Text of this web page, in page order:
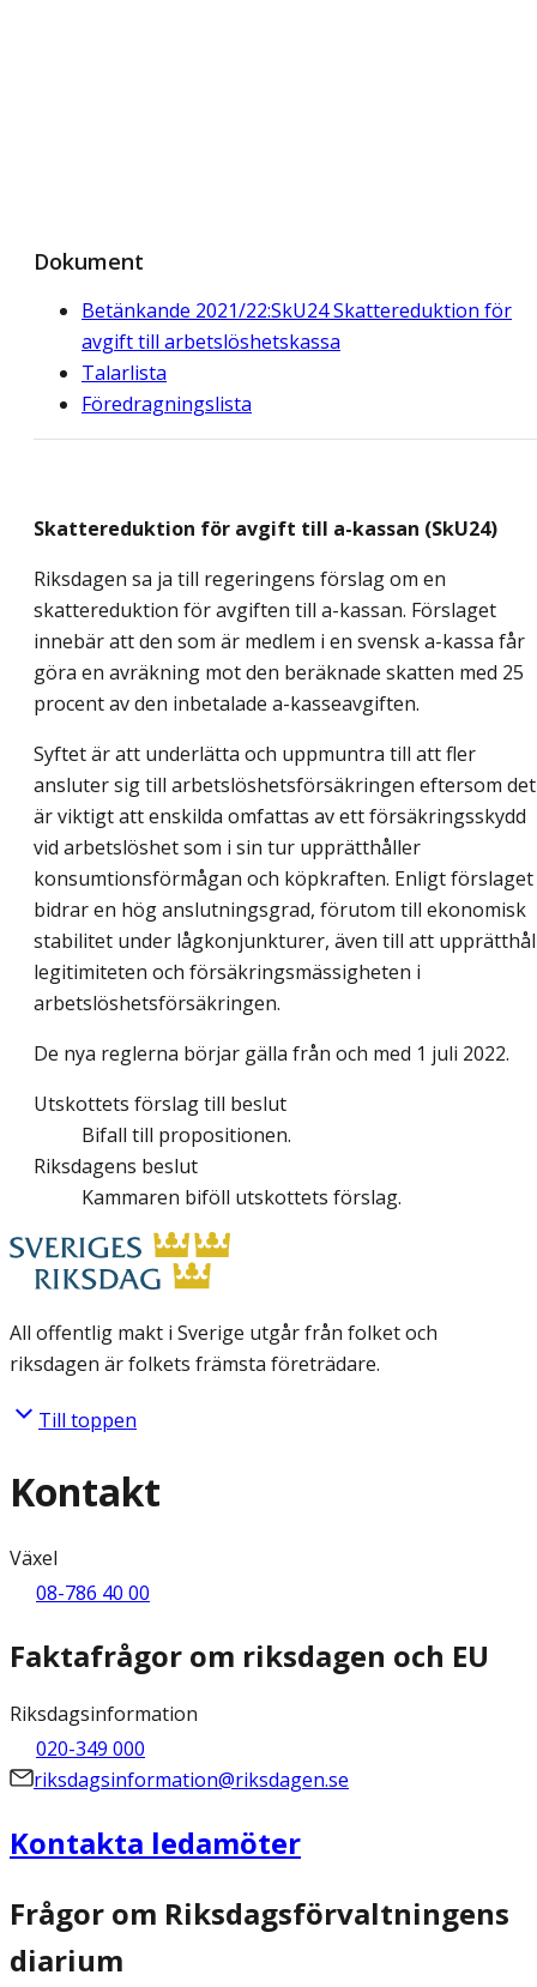
Dokument
Betänkande 2021/22:SkU24 Skattereduktion för
avgift till arbetslöshetskassa
Talarlista
Föredragningslista
Skattereduktion för avgift till a-kassan (SkU24)
Riksdagen sa ja till regeringens förslag om en
skattereduktion för avgiften till a-kassan. Förslaget
innebär att den som är medlem i en svensk a-kassa får
göra en avräkning mot den beräknade skatten med 25
procent av den inbetalade a-kasseavgiften.
Syftet är att underlätta och uppmuntra till att fler
ansluter sig till arbetslöshetsförsäkringen eftersom det
är viktigt att enskilda omfattas av ett försäkringsskydd
vid arbetslöshet som i sin tur upprätthåller
konsumtionsförmågan och köpkraften. Enligt förslaget
bidrar en hög anslutningsgrad, förutom till ekonomisk
stabilitet under lågkonjunkturer, även till att
legitimiteten och försäkringsmässigheten i
arbetslöshetsförsäkringen.
De nya reglerna börjar gälla från och med 1 juli 2022.
Utskottets förslag till beslut
Bifall till propositionen.
Riksdagens beslut
Kammaren biföll utskottets förslag.
All offentlig makt i Sverige utgår från folket och
riksdagen är folkets främsta företrädare.
Till toppen
Kontakt
Växel
08-786 40 00
Faktafrågor om riksdagen och EU
Riksdagsinformation
020-349 000
riksdagsinformation@riksdagen.se
Kontakta ledamöter
Frågor om Riksdagsförvaltningens
diarium